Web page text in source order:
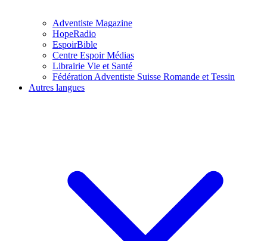
Adventiste Magazine
HopeRadio
EspoirBible
Centre Espoir Médias
Librairie Vie et Santé
Fédération Adventiste Suisse Romande et Tessin
Autres langues